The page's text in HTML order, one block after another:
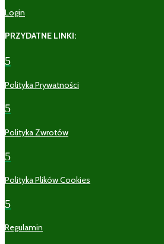
Login
PRZYDATNE LINKI:
5
Polityka Prywatności
5
Polityka Zwrotów
5
Polityka Plików Cookies
5
Regulamin